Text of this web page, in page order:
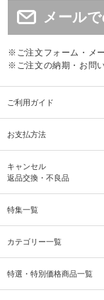
メール
※ご注文フォーム・メ
※ご注文の納期・お問
ご利用ガイド
お支払方法
キャンセル
返品交換・不良品
特集一覧
カテゴリー一覧
特選・特別価格商品一覧